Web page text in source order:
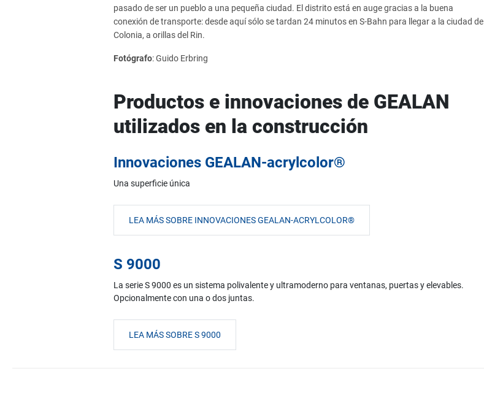
pasado de ser un pueblo a una pequeña ciudad. El distrito está en auge gracias a la buena
conexión de transporte: desde aquí sólo se tardan 24 minutos en S-Bahn para llegar a la ciudad de
Colonia, a orillas del Rin.
Fotógrafo: Guido Erbring
Productos e innovaciones de GEALAN
utilizados en la construcción
Innovaciones GEALAN-acrylcolor®
Una superficie única
LEA MÁS SOBRE INNOVACIONES GEALAN-ACRYLCOLOR®
S 9000
La serie S 9000 es un sistema polivalente y ultramoderno para ventanas, puertas y elevables.
Opcionalmente con una o dos juntas.
LEA MÁS SOBRE S 9000